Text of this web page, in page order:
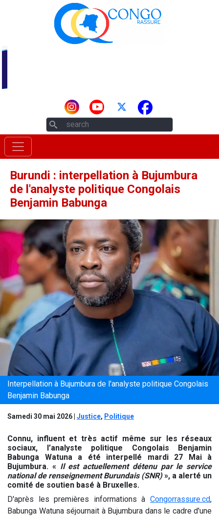
Aller au contenu principal
Burundi : interpellation à Bujumbura
de l'analyste politique Congolais
Benjamin Babunga
Interpellation à Bujumbura de l'analyste politique Congolais
Benjamin Babunga
Samedi 30 mai 2026 Justice, Politique
Connu, influent et très actif même sur les réseaux
sociaux, l’analyste politique Congolais Benjamin
Babunga Watuna a été interpellé mardi 27 Mai à
Bujumbura. « Il est actuellement détenu par le service
national de renseignement Burundais (SNR)», a alerté un
comité de soutien basé à Bruxelles.
D'après les premières informations à Congorrassure.cd,
Babunga Watuna séjournait à Bujumbura dans le cadre d'une